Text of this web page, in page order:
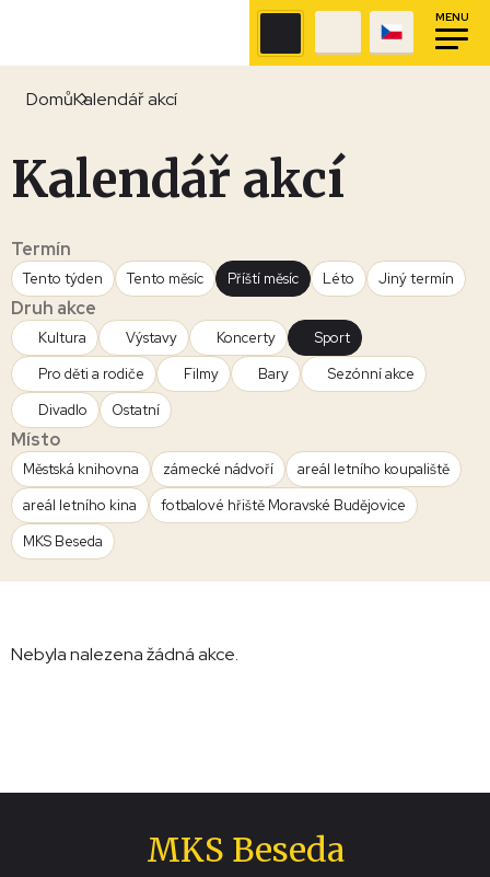
MENU
DomůKalendář akcí
Kalendář akcí
Termín
Tento týden Tento měsíc Příští měsíc Léto Jiný termín
Druh akce
Kultura Výstavy Koncerty
Sport
Pro děti a rodiče
Filmy Bary
Sezónní akce
Divadlo
Ostatní
Místo
Městská knihovna zámecké nádvoří
areál letního koupaliště
areál letního kina
fotbalové hřiště Moravské Budějovice
MKS Beseda
Nebyla nalezena žádná akce.
MKS Beseda